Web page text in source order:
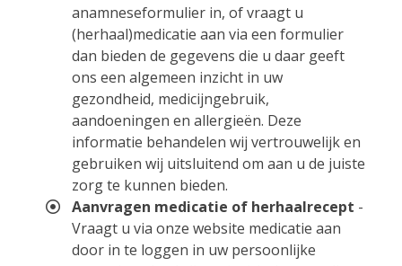
anamneseformulier in, of vraagt u
(herhaal)medicatie aan via een formulier
dan bieden de gegevens die u daar geeft
ons een algemeen inzicht in uw
gezondheid, medicijngebruik,
aandoeningen en allergieën. Deze
informatie behandelen wij vertrouwelijk en
gebruiken wij uitsluitend om aan u de juiste
zorg te kunnen bieden.
Aanvragen medicatie of herhaalrecept -
Vraagt u via onze website medicatie aan
door in te loggen in uw persoonlijke